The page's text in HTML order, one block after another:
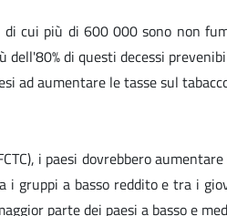
cui più di 600 000 sono non
di questi decessi
ad aumentare le tasse sul
i paesi dovrebbero
gruppi a basso reddito e tra i
parte dei paesi a basso e